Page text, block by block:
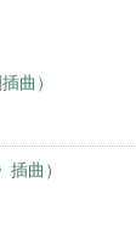
曲）
插曲）